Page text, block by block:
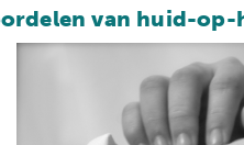
van huid-